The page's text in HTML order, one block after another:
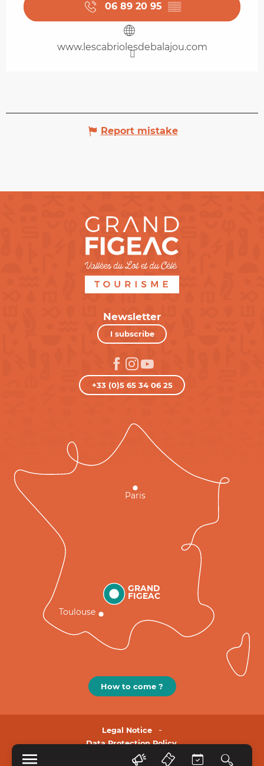
06 89 20 95 ▒▒
www.lescabriolesdebalajou.com
Report mistake
Newsletter
I subscribe
+33 (0)5 65 34 06 25
GRAND
FIGEAC
Toulouse
Paris
How to come ?
Legal Notice
Data Protection Policy.